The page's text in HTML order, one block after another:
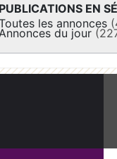
PUBLICATIONS EN
les annonces
Annonces du jour